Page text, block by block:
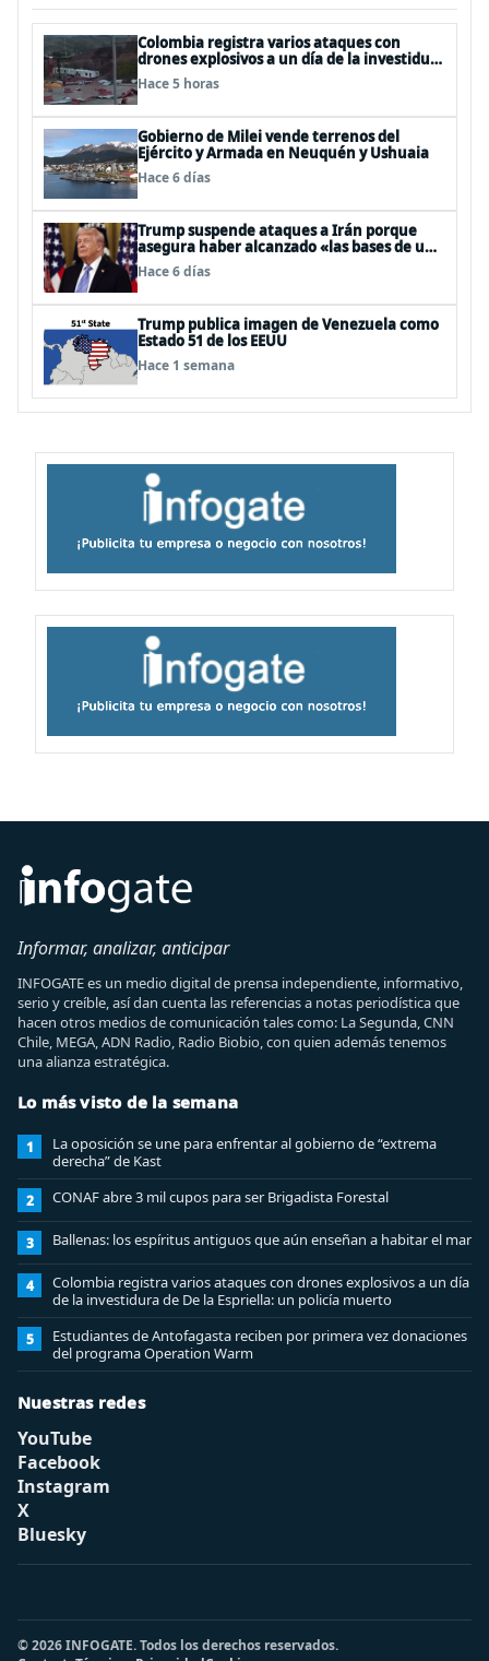
Colombia registra varios ataques con
drones explosivos a un día de la investidura
de De la Espriella: un policía muerto
Hace 5 horas
Gobierno de Milei vende terrenos del
Ejército y Armada en Neuquén y Ushuaia
Hace 6 días
Trump suspende ataques a Irán porque
asegura haber alcanzado «las bases de un
acuerdo»
Hace 6 días
Trump publica imagen de Venezuela como
Estado 51 de los EEUU
Hace 1 semana
Informar, analizar, anticipar
INFOGATE es un medio digital de prensa independiente, informativo,
serio y creíble, así dan cuenta las referencias a notas periodística que
hacen otros medios de comunicación tales como: La Segunda, CNN
Chile, MEGA, ADN Radio, Radio Biobio, con quien además tenemos
una alianza estratégica.
Lo más visto de la semana
1
La oposición se une para enfrentar al gobierno de “extrema
derecha” de Kast
2 CONAF abre 3 mil cupos para ser Brigadista Forestal
3 Ballenas: los espíritus antiguos que aún enseñan a habitar el mar
4
Colombia registra varios ataques con drones explosivos a un día
de la investidura de De la Espriella: un policía muerto
5
Estudiantes de Antofagasta reciben por primera vez donaciones
del programa Operation Warm
Nuestras redes
YouTube
Facebook
Instagram
X
Bluesky
© 2026 INFOGATE. Todos los derechos reservados.